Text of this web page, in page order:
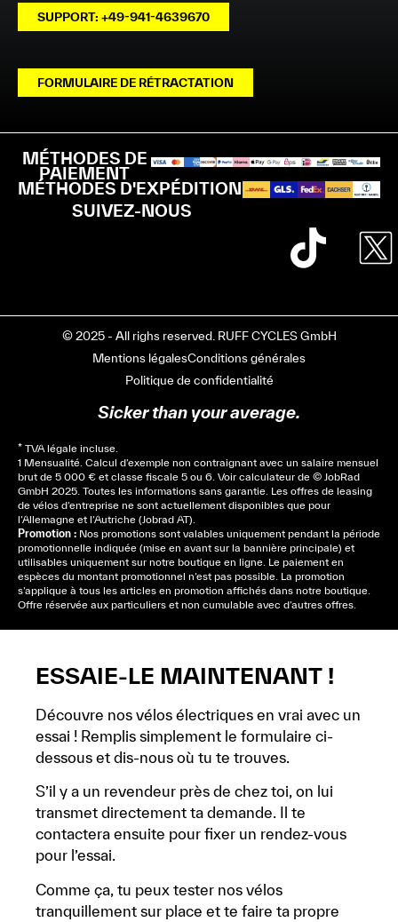
SUPPORT: +49-941-4639670
FORMULAIRE DE RÉTRACTATION
MÉTHODES DE
PAIEMENT
MÉTHODES D'EXPÉDITION
SUIVEZ-NOUS
© 2025 - All righs reserved. RUFF CYCLES GmbH
Mentions légalesConditions générales
Politique de confidentialité
Sicker than your average.
* TVA légale incluse.
1 Mensualité. Calcul d’exemple non contraignant avec un salaire mensuel
brut de 5 000 € et classe fiscale 5 ou 6. Voir calculateur de © JobRad
GmbH 2025. Toutes les informations sans garantie. Les offres de leasing
de vélos d’entreprise ne sont actuellement disponibles que pour
l’Allemagne et l’Autriche (Jobrad AT).
Promotion : Nos promotions sont valables uniquement pendant la période
promotionnelle indiquée (mise en avant sur la bannière principale) et
utilisables uniquement sur notre boutique en ligne. Le paiement en
espèces du montant promotionnel n’est pas possible. La promotion
s’applique à tous les articles en promotion affichés dans notre boutique.
Offre réservée aux particuliers et non cumulable avec d’autres offres.
ESSAIE-LE MAINTENANT !
Découvre nos vélos électriques en vrai avec un
essai ! Remplis simplement le formulaire ci-
dessous et dis-nous où tu te trouves.
S’il y a un revendeur près de chez toi, on lui
transmet directement ta demande. Il te
contactera ensuite pour fixer un rendez-vous
pour l’essai.
Comme ça, tu peux tester nos vélos
tranquillement sur place et te faire ta propre